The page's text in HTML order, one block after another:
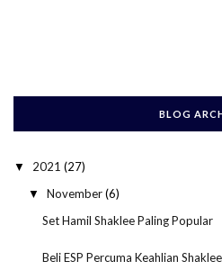
BLOG
▼ 2021 (27)
▼ November(6)
Set Hamil Shaklee Paling Popular
Beli ESP Percuma Keahlian